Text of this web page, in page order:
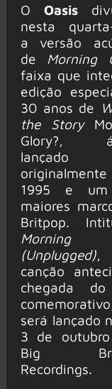
O Oasis
nesta
a versão
de Morning
faixa que
edição
30 anos de
the Story
Glory?,
lançado
1995 e
maiores
Britpop.
Morning
(Unplugged),
canção
chegada
será lançado
3 de
Big
Recordings.